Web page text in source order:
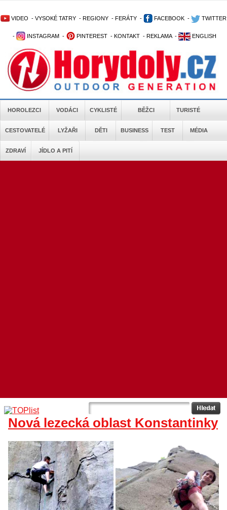
VIDEO - VYSOKÉ TATRY - REGIONY - FERÁTY - FACEBOOK - TWITTER
- INSTAGRAM - PINTEREST - KONTAKT - REKLAMA - ENGLISH
HOROLEZCI VODÁCI CYKLISTÉ BĚŽCI TURISTÉ
CESTOVATELÉ LYŽAŘI DĚTI BUSINESS TEST MÉDIA
ZDRAVÍ JÍDLO A PITÍ
Nová lezecká oblast Konstantinky